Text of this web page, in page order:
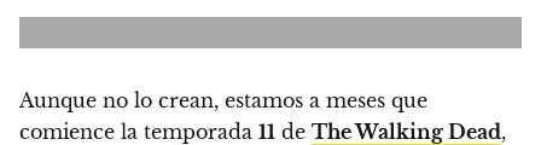
Aunque no lo crean, estamos a meses que
comience la temporada 11 de The Walking Dead,